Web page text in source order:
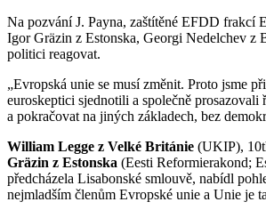
Na pozvání J. Payna, zaštítěné EFDD frakcí
Igor Gräzin z Estonska, Georgi Nedelchev z
politici reagovat.
„Evropská unie se musí změnit. Proto jsme
euroskeptici sjednotili a společně
a pokračovat na jiných základech, bez
William Legge z Velké Británie (UKIP),
Gräzin z Estonska (Eesti Reformierakond;
předcházela Lisabonské smlouvě, nabídl
nejmladším členům Evropské unie a Unie je